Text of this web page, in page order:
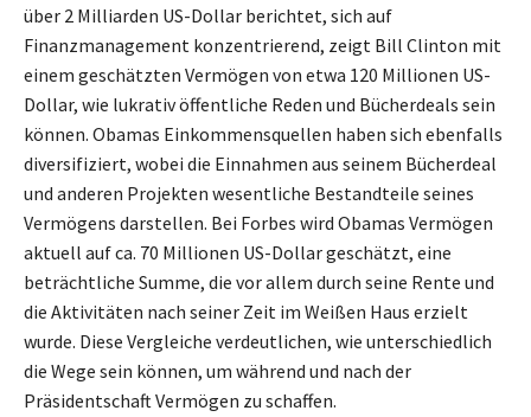
über 2 Milliarden US-Dollar berichtet, sich auf
Finanzmanagement konzentrierend, zeigt Bill Clinton mit
einem geschätzten Vermögen von etwa 120 Millionen US-
Dollar, wie lukrativ öffentliche Reden und Bücherdeals sein
können. Obamas Einkommensquellen haben sich ebenfalls
diversifiziert, wobei die Einnahmen aus seinem Bücherdeal
und anderen Projekten wesentliche Bestandteile seines
Vermögens darstellen. Bei Forbes wird Obamas Vermögen
aktuell auf ca. 70 Millionen US-Dollar geschätzt, eine
beträchtliche Summe, die vor allem durch seine Rente und
die Aktivitäten nach seiner Zeit im Weißen Haus erzielt
wurde. Diese Vergleiche verdeutlichen, wie unterschiedlich
die Wege sein können, um während und nach der
Präsidentschaft Vermögen zu schaffen.